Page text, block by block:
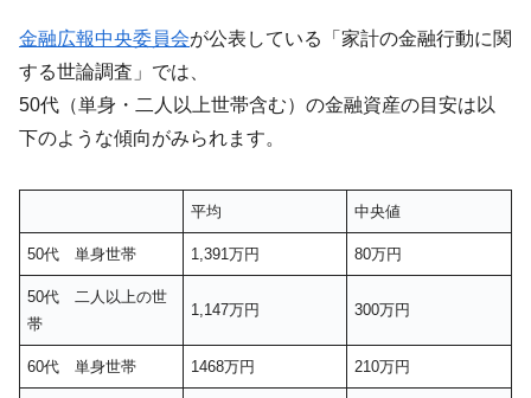
金融広報中央委員会が公表している「家計の金融行動に関
する世論調査」では、
50代（単身・二人以上世帯含む）の金融資産の目安は以
下のような傾向がみられます。
平均 中央値
50代 単身世帯 1,391万円 80万円
50代 二人以上の世
帯
1,147万円 300万円
60代 単身世帯 1468万円 210万円